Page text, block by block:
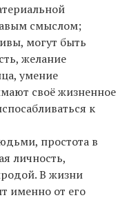
смыслом;
могут быть
желание
умение
своё жизненное
к
простота в
личность,
В жизни
именно от его